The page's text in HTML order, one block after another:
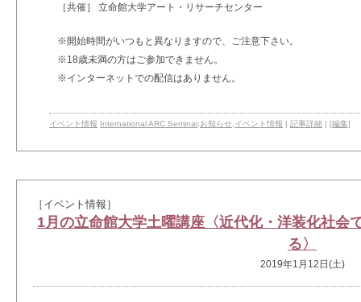
［共催］ 立命館大学アート・リサーチセンター
※開始時間がいつもと異なりますので、ご注意下さい。
※18歳未満の方はご参加できません。
※インターネットでの配信はありません。
イベント情報 International ARC Seminar, お知らせ イベント情報 | 記事詳細 | [編集]
［イベント情報］
1月の立命館大学土曜講座〈近代化・洋装化社会
る〉
2019年1月12日(土)